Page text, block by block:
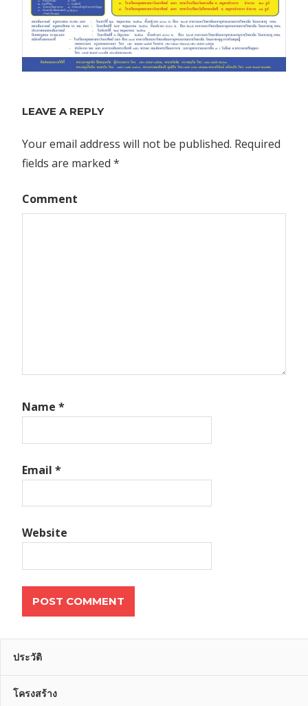
LEAVE A REPLY
Your email address will not be published. Required
fields are marked *
Comment
Name *
Email *
Website
ประวัติ
โครงสร้าง